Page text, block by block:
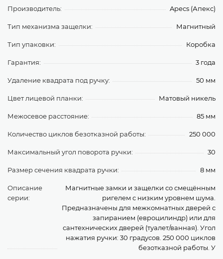
Производитель: Apecs (Апекс)
Тип механизма защелки: Магнитный
Тип упаковки: Коробка
Гарантия: 3 года
Удаление квадрата под ручку: 50 мм
Цвет лицевой планки: Матовый никель
Межосевое расстояние: 85 мм
Количество циклов безотказной работы: 250 000
Максимальный угол поворота ручки: 30
Размер сечения квадрата ручки: 8 мм
Описание
серии:
Магнитные замки и защелки со смещённым
ригелем с низким уровнем шума.
Предназначены для межкомнатных дверей с
запиранием (евроцилиндр) или для
сантехнических дверей (туалет/ванная). Угол
нажатия ручки: 30 градусов. 250 000 циклов
безотказной работы. У